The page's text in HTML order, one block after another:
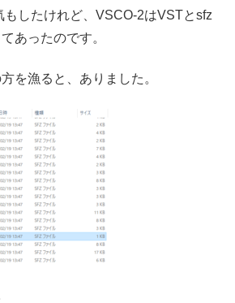
もしたけれど、VSCO-2はVSTとsfz
あったのです。
を漁ると、ありました。